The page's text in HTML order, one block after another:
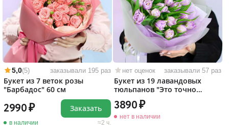
5,0(5) заказывали 195 раз
Букет из 7 веток розы
"Барбадос" 60 см
2990
в наличии 2 ч.
Заказать
нет оценок заказывали 57 раз
Букет из 19 лавандовых
тюльпанов "Это точно
любовь!"
3890
нет в наличии